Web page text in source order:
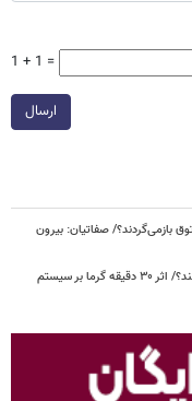
1 + 1 =
ارسال
بازمی‌گردند؟/ صفاتیان: بیرون
آیا سونا می‌تواند بدن را برای مقابله با عفونت‌ها آماده‌تر کند؟/ اثر ۳۰ دقیقه گرما بر سیستم